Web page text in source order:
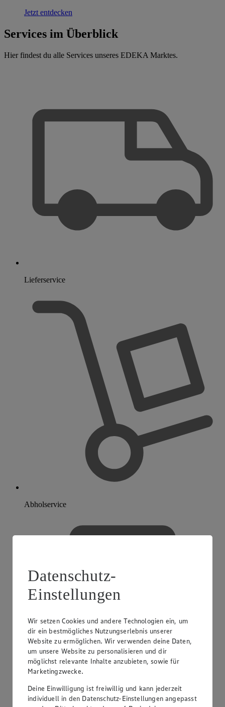
Jetzt entdecken
Services im Überblick
Hier findest du alle Services unseres EDEKA Marktes.
Lieferservice
Abholservice
Datenschutz-
Einstellungen
Wir setzen Cookies und andere Technologien ein, um
dir ein bestmögliches Nutzungserlebnis unserer
Website zu ermöglichen. Wir verwenden deine Daten,
um unsere Website zu personalisieren und dir
möglichst relevante Inhalte anzubieten, sowie für
Marketingzwecke.
Deine Einwilligung ist freiwillig und kann jederzeit
individuell in den Datenschutz-Einstellungen angepasst